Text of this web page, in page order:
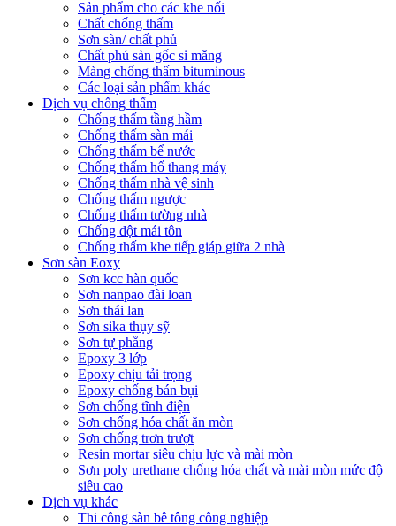
Sản phẩm cho các khe nối
Chất chống thấm
Sơn sàn/ chất phủ
Chất phủ sàn gốc si măng
Màng chống thấm bituminous
Các loại sản phẩm khác
Dịch vụ chống thấm
Chống thấm tầng hầm
Chống thấm sàn mái
Chống thấm bể nước
Chống thấm hố thang máy
Chống thấm nhà vệ sinh
Chống thấm ngược
Chống thấm tường nhà
Chống dột mái tôn
Chống thấm khe tiếp giáp giữa 2 nhà
Sơn sàn Eoxy
Sơn kcc hàn quốc
Sơn nanpao đài loan
Sơn thái lan
Sơn sika thụy sỹ
Sơn tự phẳng
Epoxy 3 lớp
Epoxy chịu tải trọng
Epoxy chống bán bụi
Sơn chống tĩnh điện
Sơn chống hóa chất ăn mòn
Sơn chống trơn trượt
Resin mortar siêu chịu lực và mài mòn
Sơn poly urethane chống hóa chất và mài mòn mức độ
siêu cao
Dịch vụ khác
Thi công sàn bê tông công nghiệp